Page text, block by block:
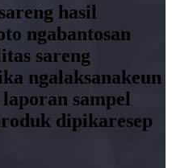
hasil
ngabantosan
sareng
ngalaksanakeun
sampel
dipikaresep